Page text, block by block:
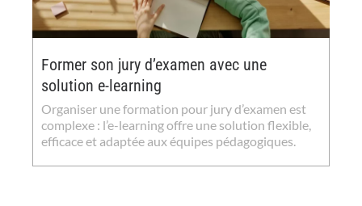
Former son jury d’examen avec une
solution e-learning
Organiser une formation pour jury d’examen est
complexe : l’e-learning offre une solution flexible,
efficace et adaptée aux équipes pédagogiques.